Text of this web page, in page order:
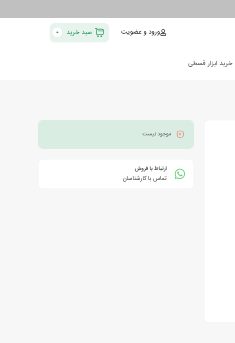
ورود و عضویت سبد خرید 0
خرید ابزار قسطی
موجود نیست
ارتباط با فروش
تماس با کارشناسان